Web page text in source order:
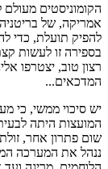
הקומוניסטים
אמריקה, של
להפיק תועלת, כדי
בספירה זו לעשות
רצון טוב, יצטרפו
המדכאים...
יש סיכוי ממשי, כי
המועצות היתה
שום פתרון אחר,
ננהל את המערכה